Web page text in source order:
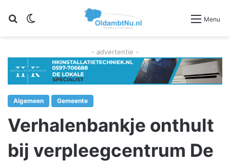
Zoeken Menu
- advertentie -
Algemeen Gemeente
Verhalenbankje onthult
bij verpleegcentrum De